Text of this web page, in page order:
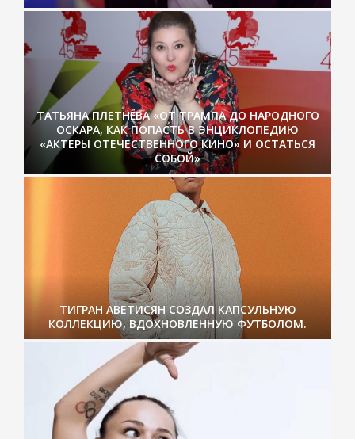
ТАТЬЯНА ПЛЕТНЁВА «ОТ ТРАМПА ДО НАРОДНОГО
ОСКАРА, КАК ПОПАСТЬ В ЭНЦИКЛОПЕДИЮ
«АКТЕРЫ ОТЕЧЕСТВЕННОГО КИНО» И ОСТАТЬСЯ
СОБОЙ»
ТИГРАН АВЕТИСЯН СОЗДАЛ КАПСУЛЬНУЮ
КОЛЛЕКЦИЮ, ВДОХНОВЛЕННУЮ ФУТБОЛОМ.